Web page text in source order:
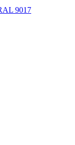
9017